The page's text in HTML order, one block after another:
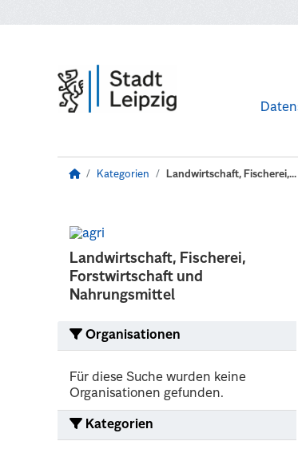
Kategorien Landwirtschaft, Fischerei,...
Landwirtschaft, Fischerei,
Forstwirtschaft und
Nahrungsmittel
Organisationen
Für diese Suche wurden keine
Organisationen gefunden.
Kategorien